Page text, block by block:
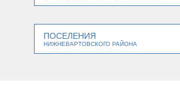
ПОСЕЛЕНИЯ
НИЖНЕВАРТОВСКОГО РАЙОНА